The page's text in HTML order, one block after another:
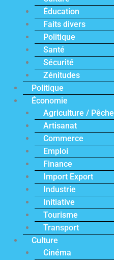
Éducation
Faits divers
Politique
Santé
Sécurité
Zénitudes
Politique
Économie
Agriculture / Pêche
Artisanat
Commerce
Emploi
Finance
Import Export
Industrie
Initiative
Tourisme
Transport
Culture
Cinéma